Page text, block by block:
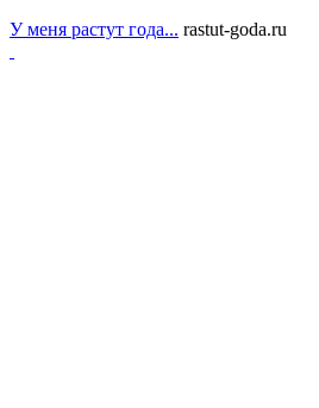
У меня растут года... rastut-goda.ru